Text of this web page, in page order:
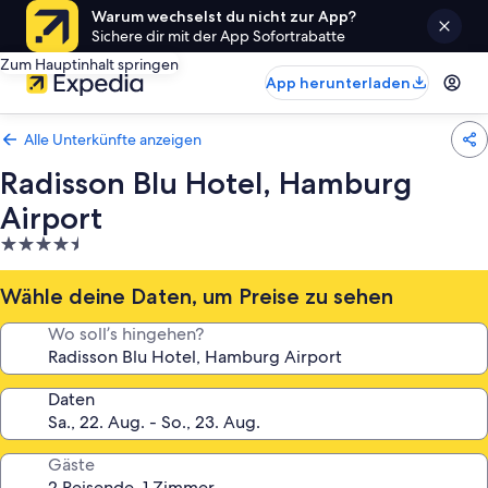
Warum wechselst du nicht zur App?
Sichere dir mit der App Sofortrabatte
Zum Hauptinhalt springen
App herunterladen
Alle Unterkünfte anzeigen
Radisson Blu Hotel, Hamburg
Airport
4.5-
Sterne-
Unterkunft
Wähle deine Daten, um Preise zu sehen
Wo soll’s hingehen?
Daten
Gäste